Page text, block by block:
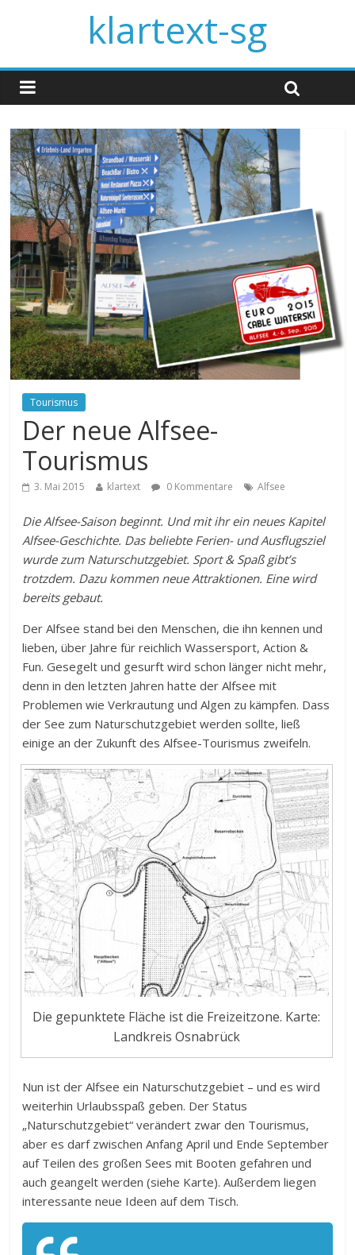
klartext-sg
Tourismus
Der neue Alfsee-
Tourismus
3. Mai 2015 klartext 0 Kommentare Alfsee
Die Alfsee-Saison beginnt. Und mit ihr ein neues Kapitel
Alfsee-Geschichte. Das beliebte Ferien- und Ausflugsziel
wurde zum Naturschutzgebiet. Sport & Spaß gibt’s
trotzdem. Dazu kommen neue Attraktionen. Eine wird
bereits gebaut.
Der Alfsee stand bei den Menschen, die ihn kennen und
lieben, über Jahre für reichlich Wassersport, Action &
Fun. Gesegelt und gesurft wird schon länger nicht mehr,
denn in den letzten Jahren hatte der Alfsee mit
Problemen wie Verkrautung und Algen zu kämpfen. Dass
der See zum Naturschutzgebiet werden sollte, ließ
einige an der Zukunft des Alfsee-Tourismus zweifeln.
Die gepunktete Fläche ist die Freizeitzone. Karte:
Landkreis Osnabrück
Nun ist der Alfsee ein Naturschutzgebiet – und es wird
weiterhin Urlaubsspaß geben. Der Status
„Naturschutzgebiet“ verändert zwar den Tourismus,
aber es darf zwischen Anfang April und Ende September
auf Teilen des großen Sees mit Booten gefahren und
auch geangelt werden (siehe Karte). Außerdem liegen
interessante neue Ideen auf dem Tisch.